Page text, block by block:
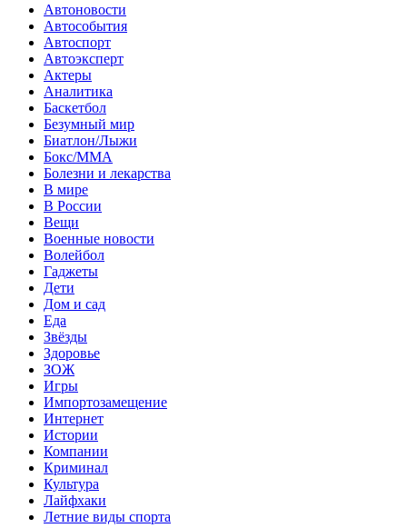
Автоновости
Автособытия
Автоспорт
Автоэксперт
Актеры
Аналитика
Баскетбол
Безумный мир
Биатлон/Лыжи
Бокс/MMA
Болезни и лекарства
В мире
В России
Вещи
Военные новости
Волейбол
Гаджеты
Дети
Дом и сад
Еда
Звёзды
Здоровье
ЗОЖ
Игры
Импортозамещение
Интернет
Истории
Компании
Криминал
Культура
Лайфхаки
Летние виды спорта